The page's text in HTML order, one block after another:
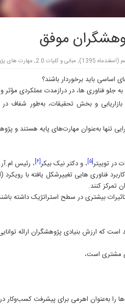
موفق
1395)
, مبانی و کلیات 2.0 , مهارت های
اساسی باید برخوردار باشند؟
جلو فناوری ها، در درازمدت عملکردی مؤثر و
و بخش تحقیقات، به‌طور
تنها به‌عنوان مهارت‌های پایه هستند و
در توییتر[۵] ، و دکتر نیک بیکر[۶] ، رئیس
فناوری هایی تغییرشکل یافته با
تمرکز کنند.
بیشتری در سطح استراتژیک داشته
مشتری است،
را به‌عنوان اهرمی برای پیشرفت کسب‌وکار